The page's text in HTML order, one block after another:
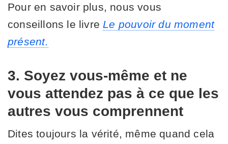
Pour en savoir plus, nous vous
conseillons le livre Le pouvoir du moment
présent.
3. Soyez vous-même et ne
vous attendez pas à ce que les
autres vous comprennent
Dites toujours la vérité, même quand cela